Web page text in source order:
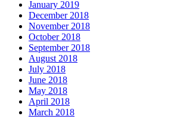
January 2019
December 2018
November 2018
October 2018
September 2018
August 2018
July 2018
June 2018
May 2018
April 2018
March 2018